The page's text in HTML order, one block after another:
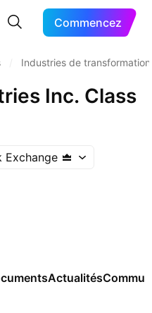
Commencez
Industries de transformation
Inc. Class
Exchange
Actualités